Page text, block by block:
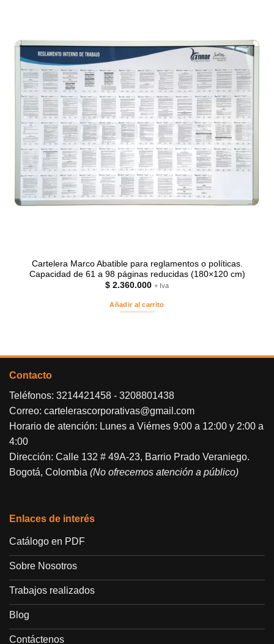
Cartelera Marco Abatible para reglamentos o políticas.
Capacidad de 61 a 98 páginas reducidas (180×120 cm)
$ 2.360.000 + Iva
Añadir al carrito
Contacto
Teléfonos: 3214421458 - 3208801438
Correo: cartelerascorporativas@gmail.com
Horario de atención: Lunes a Viérnes 9:00 a 12:00 y 2:00 a
4:00
Dirección: Calle 132 # 49A-23, Barrio Prado Veraniego.
Bogotá, Colombia (No ofrecemos atención a público)
Enlaces de interés
Catálogo en PDF
Sobre Nosotros
Trabajos realizados
Blog
Contáctenos